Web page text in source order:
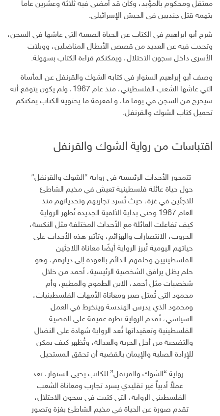
معتقل ومحكوم بالمؤبد، وكان قد أمضى فيه ثلاثة وعشرين عاما
بتهمة قتل جنديين في الجيش الإسرائيلي.
شرح أبو ابراهيم في الكتاب عن الحياة الصعبة التي عاشها في السجن،
وتحدث فيه عن العديد من قصص الأبطال المناضلين، وويلات
الأسرى داخل سجون الاحتلال، ويمكنكم قراءة الكتاب بسهولة.
وصف أبو إبراهيم السنوار في كتابه الشوك والقرنفل عن المأساة
التي عاشها الشعب الفلسطيني، منذ عام 1967، ولم يكون يتوقع أنه
سيخرج من السجن في يوما ما، و لمعرفة ما يحتويه الكتاب يمكنكم
تحميل كتاب الشوك والقرنفل.
اقتباسات من رواية الشوك والقرنفل
تتمحور الأحداث الرئيسية في رواية “الشوك والقرنفل”
حول حياة عائلة فلسطينية تعيش في مخيم الشاطئ
للاجئين في غزة، حيث تُسرد تجاربهم وتحدياتهم منذ
العام 1967 وحتى بداية الألفية الجديدة تُظهر الرواية
كيف تفاعلت العائلة مع الأحداث المختلفة مثل النكسة،
الحروب، الانتصارات والهزائم، وتأثير هذه الأحداث على
حياتهم اليومية تُبرز الرواية أيضًا معاناة اللاجئين
الفلسطينيين وحلمهم الدائم بالعودة إلى ديارهم، وهو
حلم يظل يرافق الشخصية الرئيسية، أحمد من خلال
شخصيات مثل أحمد، الابن الطموح والمطيع، وأم
محمود التي تُمثل صبر ومعاناة الأمهات الفلسطينيات،
ومحمود الذي يدرس الهندسة وينخرط في العمل
السياسي، تُقدم الرواية نظرة عميقة على القضية
الفلسطينية وتعقيداتها تُعد الرواية شهادة على النضال
والتضحية من أجل الحرية والعدالة، وتُظهر كيف يمكن
للإرادة الصلبة والإيمان بالقضية أن تحقق المستحيل
رواية “الشوك والقرنفل” للكاتب يحيى السنوار، تعد
عملاً أدبياً غير تقليدي يسرد تجارب ومعاناة الشعب
الفلسطيني الرواية، التي كتبت في سجون الاحتلال،
تقدم صورة عن الحياة في مخيم الشاطئ بغزة وتصور